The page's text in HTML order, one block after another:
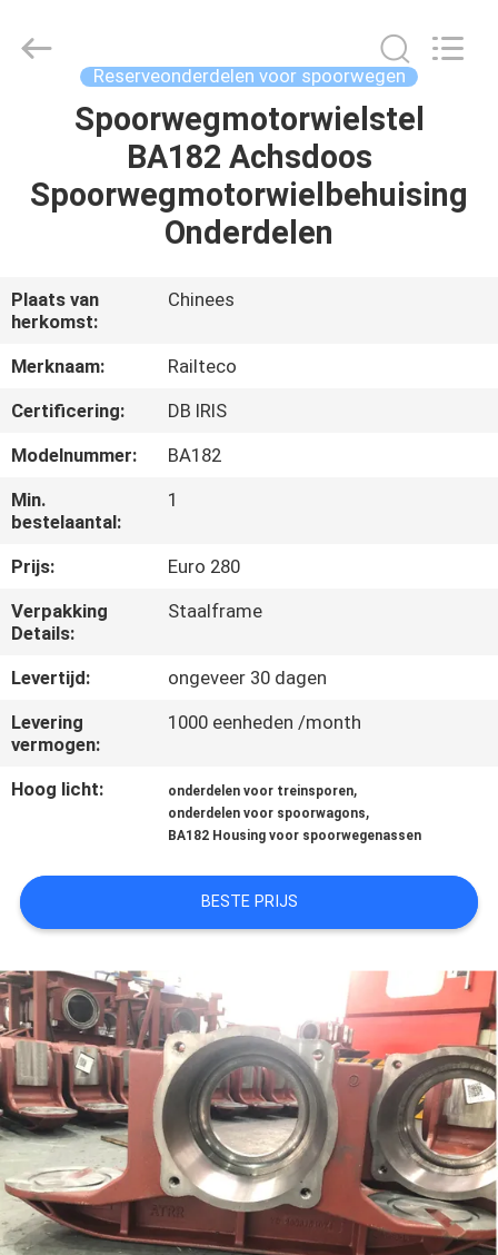
PRODUCTEN
ONS
FABRIEKSREIS
KWALITEITSCONTROLE
CONTACTEER
ONS
NIEUWS
GEVALLEN
SITEMAP
POLICY
Reserveonderdelen voor spoorwegen
Spoorwegmotorwielstel
BA182 Achsdoos
Spoorwegmotorwielbehuising
Onderdelen
Plaats van
herkomst:
Chinees
Merknaam:
Railteco
Certificering:
DB IRIS
Modelnummer:
BA182
Min.
bestelaantal:
1
Prijs:
Euro 280
Verpakking
Details:
Staalframe
Levertijd:
ongeveer 30 dagen
Levering
vermogen:
1000 eenheden /month
Hoog licht: onderdelen voor treinsporen,
onderdelen voor spoorwagons,
BA182 Housing voor spoorwegenassen
BESTE PRIJS